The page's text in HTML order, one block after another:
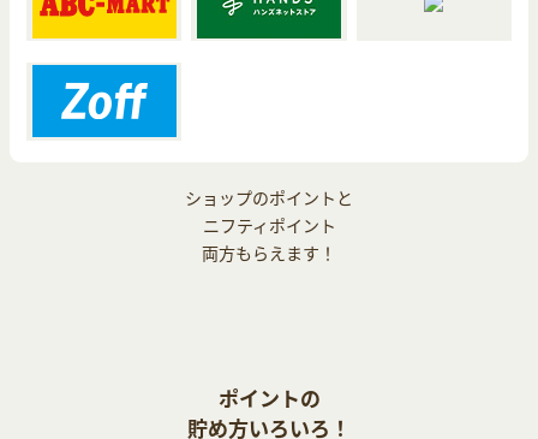
ショップのポイントと
ニフティポイント
両方もらえます！
ポイントの
貯め方いろいろ！